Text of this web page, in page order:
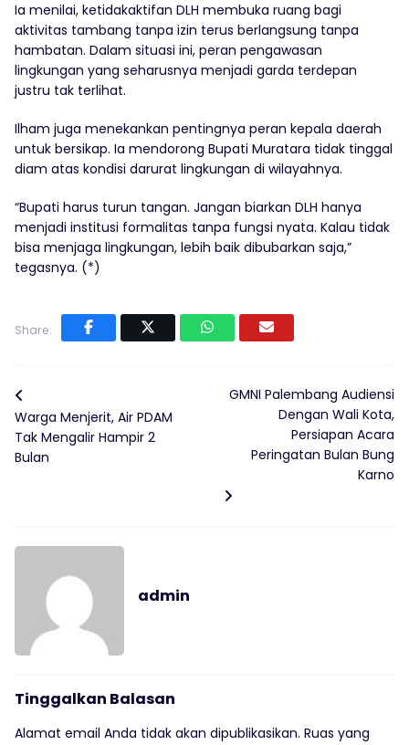
Ia menilai, ketidakaktifan DLH membuka ruang bagi
aktivitas tambang tanpa izin terus berlangsung tanpa
hambatan. Dalam situasi ini, peran pengawasan
lingkungan yang seharusnya menjadi garda terdepan
justru tak terlihat.
Ilham juga menekankan pentingnya peran kepala daerah
untuk bersikap. Ia mendorong Bupati Muratara tidak tinggal
diam atas kondisi darurat lingkungan di wilayahnya.
“Bupati harus turun tangan. Jangan biarkan DLH hanya
menjadi institusi formalitas tanpa fungsi nyata. Kalau tidak
bisa menjaga lingkungan, lebih baik dibubarkan saja,”
tegasnya. (*)
Share:
Warga Menjerit, Air PDAM
Tak Mengalir Hampir 2
Bulan
GMNI Palembang Audiensi
Dengan Wali Kota,
Persiapan Acara
Peringatan Bulan Bung
Karno
admin
Tinggalkan Balasan
Alamat email Anda tidak akan dipublikasikan. Ruas yang